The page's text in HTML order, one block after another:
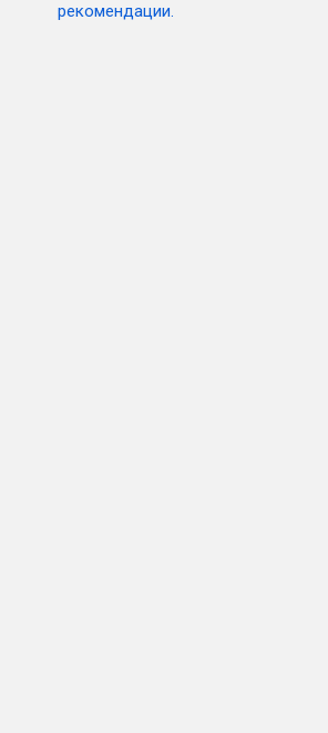
рекомендации.